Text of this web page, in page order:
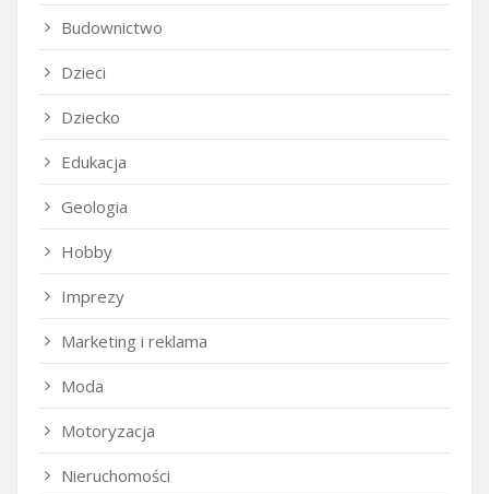
Budownictwo
Dzieci
Dziecko
Edukacja
Geologia
Hobby
Imprezy
Marketing i reklama
Moda
Motoryzacja
Nieruchomości